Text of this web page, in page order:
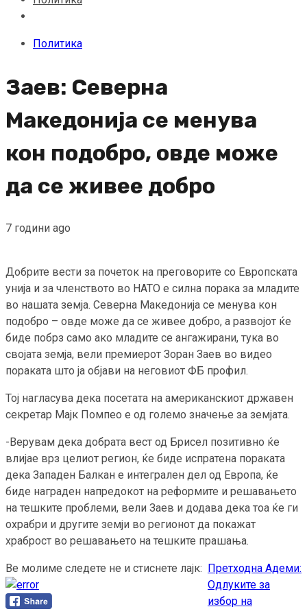
Политика
Заев: Северна
Македонија се менува
кон подобро, овде може
да се живее добро
7 години ago
Добрите вести за почеток на преговорите со Европската
унија и за членството во НАТО е силна порака за младите
во нашата земја. Северна Македонија се менува кон
подобро – овде може да се живее добро, а развојот ќе
биде побрз само ако младите се ангажирани, тука во
својата земја, вели премиерот Зоран Заев во видео
пораката што ја објави на неговиот ФБ профил.
Тој нагласува дека посетата на американскиот државен
секретар Мајк Помпео е од големо значење за земјата.
-Верувам дека добрата вест од Брисел позитивно ќе
влијае врз целиот регион, ќе биде испратена пораката
дека Западен Балкан е интегрален дел од Европа, ќе
биде награден напредокот на реформите и решавањето
на тешките проблеми, вели Заев и додава дека тоа ќе ги
охрабри и другите земји во регионот да покажат
храброст во решавањето на тешките прашања.
Ве молиме следете не и стиснете лајк:
Continue
Reading
Претходна Адеми:
Одлуките за
избор на